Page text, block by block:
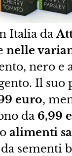
Italia da
nelle
nero e
Il suo
euro,
da 6,99
alimenti
sementi